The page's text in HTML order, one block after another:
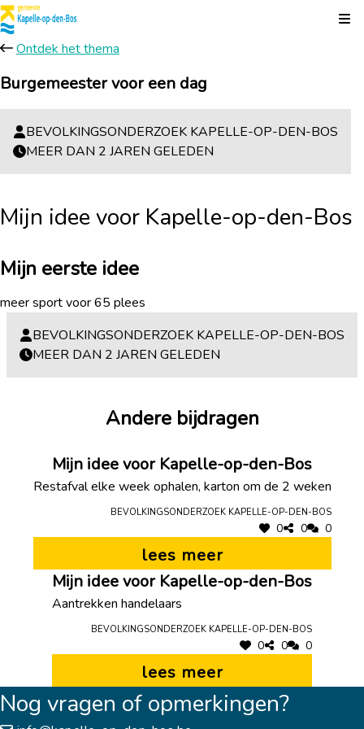
Ontdek het thema
Burgemeester voor een dag
BEVOLKINGSONDERZOEK KAPELLE-OP-DEN-BOS
MEER DAN 2 JAREN GELEDEN
Mijn idee voor Kapelle-op-den-Bos
Mijn eerste idee
meer sport voor 65 plees
BEVOLKINGSONDERZOEK KAPELLE-OP-DEN-BOS
MEER DAN 2 JAREN GELEDEN
Andere bijdragen
Mijn idee voor Kapelle-op-den-Bos
Restafval elke week ophalen, karton om de 2 weken
Bevolkingsonderzoek Kapelle-op-den-Bos
0 0 0
lees meer
Mijn idee voor Kapelle-op-den-Bos
Aantrekken handelaars
Bevolkingsonderzoek Kapelle-op-den-Bos
0 0 0
lees meer
Nog vragen of opmerkingen?